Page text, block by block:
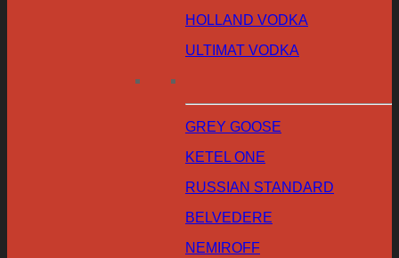
HOLLAND VODKA
ULTIMAT VODKA
GREY GOOSE
KETEL ONE
RUSSIAN STANDARD
BELVEDERE
NEMIROFF